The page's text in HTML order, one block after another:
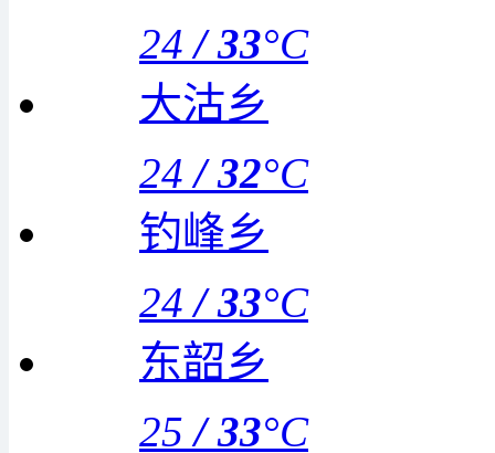
24 /33°C
大沽乡
24 /32°C
钓峰乡
24 /33°C
东韶乡
25 /33°C